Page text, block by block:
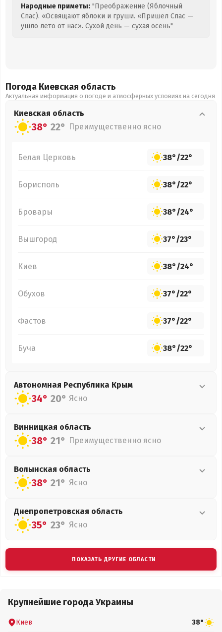
Народные приметы: "Преображение (Яблочный
Спас). «Освящают яблоки и груши. «Пришел Спас —
ушло лето от нас». Сухой день — сухая осень"
Погода Киевская область
Актуальная информация о погоде и атмосферных условиях на сегодня
Киевская область
38° 22° Преимущественно ясно
Белая Церковь 38°/22°
Борисполь 38°/22°
Бровары 38°/24°
Вышгород 37°/23°
Киев 38°/24°
Обухов 37°/22°
Фастов 37°/22°
Буча 38°/22°
Автономная Республика Крым
34° 20° Ясно
Винницкая область
38° 21° Преимущественно ясно
Волынская область
38° 21° Ясно
Днепропетровская область
35° 23° Ясно
ПОКАЗАТЬ ДРУГИЕ ОБЛАСТИ
Крупнейшие города Украины
Киев 38°